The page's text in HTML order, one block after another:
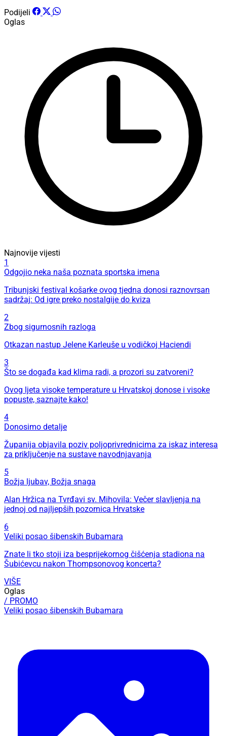
Podijeli
Oglas
Najnovije vijesti
1
Odgojio neka naša poznata sportska imena
Tribunjski festival košarke ovog tjedna donosi raznovrsan
sadržaj: Od igre preko nostalgije do kviza
2
Zbog sigurnosnih razloga
Otkazan nastup Jelene Karleuše u vodičkoj Haciendi
3
Što se događa kad klima radi, a prozori su zatvoreni?
Ovog ljeta visoke temperature u Hrvatskoj donose i visoke
popuste, saznajte kako!
4
Donosimo detalje
Županija objavila poziv poljoprivrednicima za iskaz interesa
za priključenje na sustave navodnjavanja
5
Božja ljubav, Božja snaga
Alan Hržica na Tvrđavi sv. Mihovila: Večer slavljenja na
jednoj od najljepših pozornica Hrvatske
6
Veliki posao šibenskih Bubamara
Znate li tko stoji iza besprijekornog čišćenja stadiona na
Šubićevcu nakon Thompsonovog koncerta?
VIŠE
Oglas
/ PROMO
Veliki posao šibenskih Bubamara